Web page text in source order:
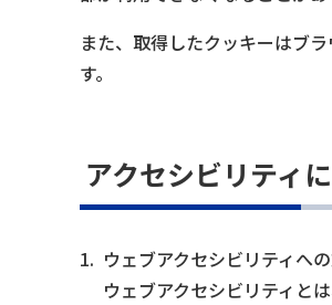
また、取得したクッキーはブ
す。
アクセシビリティ
1. ウェブアクセシビリティへ
ウェブアクセシビリティと